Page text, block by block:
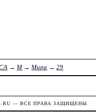
→М→Мира →29
— ВСЕ ПРАВА ЗАЩИЩЕНЫ.